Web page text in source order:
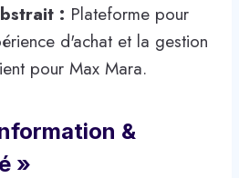
: Plateforme pour
d'achat et la gestion
pour Max Mara.
&
»